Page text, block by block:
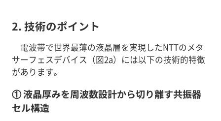
2. 技術のポイント
電波帯で世界最薄の液晶層を実現したNTTのメタ
サーフェスデバイス（図2a）には以下の技術的特徴
があります。
① 液晶厚みを周波数設計から切り離す共振器
セル構造